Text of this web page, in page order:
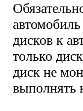
дисков к
только
диск не
выполнять